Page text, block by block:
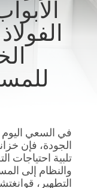
المصنع
مراقبة
أخبار
في السعي
الجودة، فإن
تلبية احتياجات
والنظام إلى